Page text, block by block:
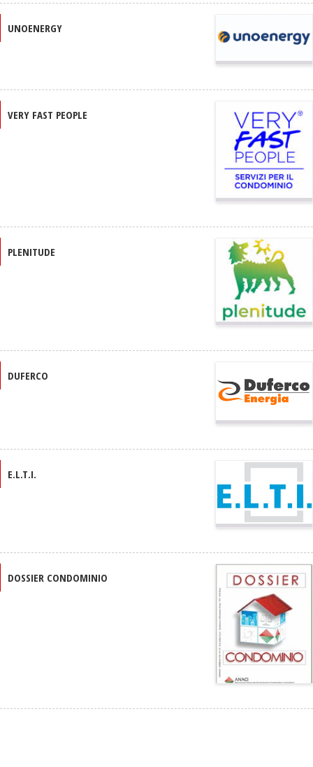
UNOENERGY
VERY FAST PEOPLE
PLENITUDE
DUFERCO
E.L.T.I.
DOSSIER CONDOMINIO